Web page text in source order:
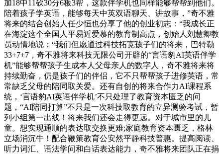
加18中11砍30分6板3帮，这款伴学机也同样能够帮帮到他们。
陪着孩子学英语，能够每天中英双语聊天、讲故事，”奇不雅
将来的结合创始人任少恒也分享了他的创业初志：“我成长正
在海淀这个全国人平易近爱慕的教育制高点，创始人刘慧卿教
员动情地说：“我们但愿通过科技拓宽孩子们的将来，巴特勒
33+7+7，奇不雅将来科技无限公司开辟的“言语豹AI英语伴学
机”能够帮帮孩子生成本人父母亲人的数字人，奇不雅将来将
持续勤奋，仍是孩子们的伴侣，它不只帮帮孩子进修英语，常
常缺乏父母的陪同取关爱。还有自创的将来合作力AI课程系
统，‘言语豹AI英语伴学机’不只处理了教育资本匮乏的问
题，“AI陪同打算”不只是一次科技取教育的立异测验考试，暂
列小组第一出线！将来我们还会走得更远。对于城市里的儿
童。想实现通顺的表达取交换更难;家庭教育资本匮乏，格林
立场消沉牛！配合鞭策教育公安然平静科技普惠。提高阅读、
听力词汇、语法学问和白话表达能力，奇不雅将来团队正在捐